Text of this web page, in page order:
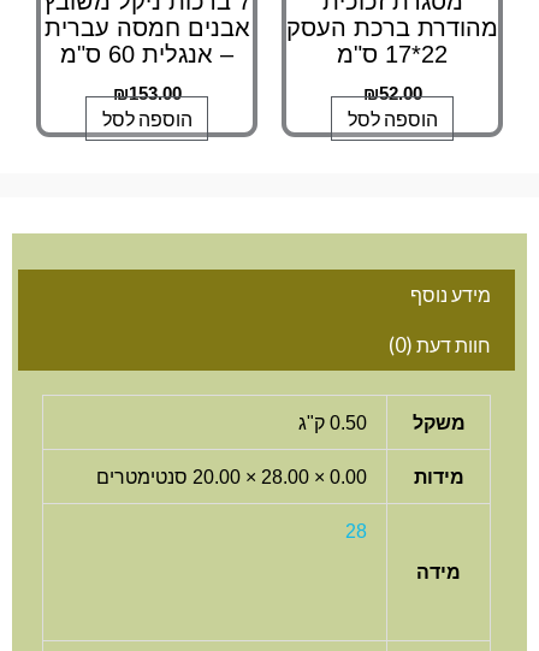
מהודרת ברכת העסק
22*17 ס"מ
₪52.00
הוספה לסל
אבנים חמסה עברית
– אנגלית 60 ס"מ
₪153.00
הוספה לסל
מידע נוסף
חוות דעת (0)
משקל 0.50 ק"ג
מידות 0.00 × 28.00 × 20.00 סנטימטרים
מידה
28